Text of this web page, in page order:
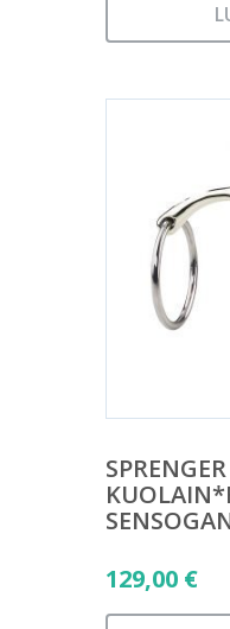
129,00 €